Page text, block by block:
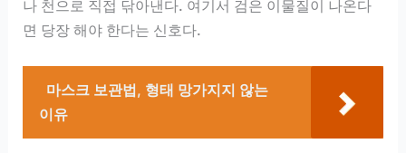
나 천으로 직접 닦아낸다. 여기서 검은 이물질이 나온다
면 당장 해야 한다는 신호다.
마스크 보관법, 형태 망가지지 않는
이유